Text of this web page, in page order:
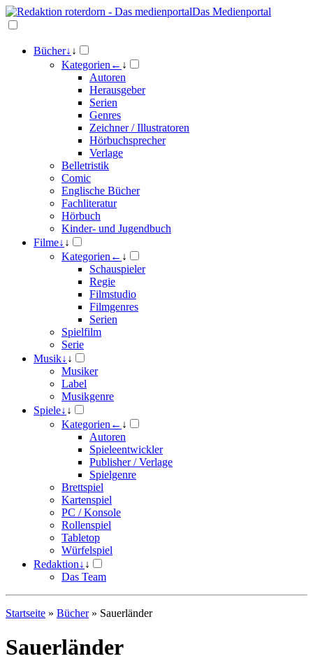
Das Medienportal
Bücher↓ ↓
Kategorien ← ↓
Autoren
Herausgeber
Serien
Genres
Zeichner / Illustratoren
Hörbuchsprecher
Verlage
Belletristik
Comic
Englische Bücher
Fachliteratur
Hörbuch
Kinder- und Jugendbuch
Filme↓ ↓
Kategorien ← ↓
Schauspieler
Regie
Filmstudio
Filmgenres
Serien
Spielfilm
Serie
Musik↓ ↓
Musiker
Label
Musikgenre
Spiele↓ ↓
Kategorien ← ↓
Autoren
Spieleentwickler
Publisher / Verlage
Spielgenre
Brettspiel
Kartenspiel
PC / Konsole
Rollenspiel
Tabletop
Würfelspiel
Redaktion↓ ↓
Das Team
Startseite » Bücher» Sauerländer
Sauerländer